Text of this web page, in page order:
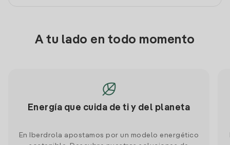
A tu lado en todo momento
Energía que cuida de ti y del planeta
En Iberdrola apostamos por un modelo energético